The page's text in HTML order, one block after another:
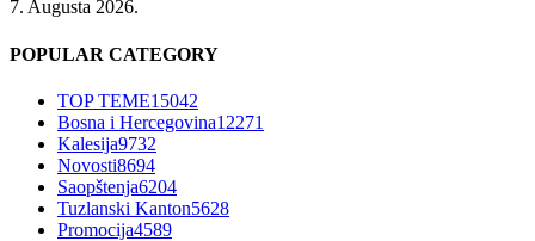
7. Augusta 2026.
POPULAR CATEGORY
TOP TEME15042
Bosna i Hercegovina12271
Kalesija9732
Novosti8694
Saopštenja6204
Tuzlanski Kanton5628
Promocija4589